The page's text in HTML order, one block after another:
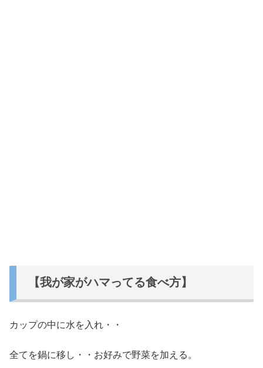
【我が家がハマってる食べ方】
カップの中に水を入れ・・
全てを鍋に移し・・お好みで野菜を加える。